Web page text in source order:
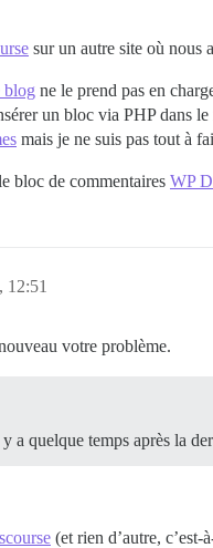
sur un autre site où nous
blog ne le prend pas en
un bloc via PHP dans
mais je ne suis pas tout à
bloc de commentaires WP
12:51
votre problème.
a quelque temps après la
(et rien d’autre,